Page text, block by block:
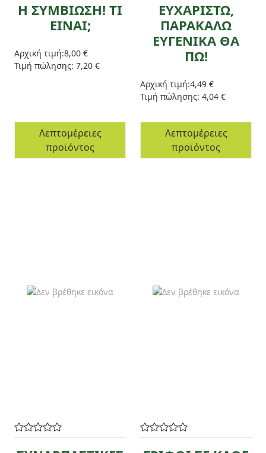
Η ΣΥΜΒΙΩΣΗ! ΤΙ
ΕΙΝΑΙ;
Αρχική τιμή:8,00 €
Τιμή πώλησης: 7,20 €
Λεπτομέρειες
προϊόντος
ΕΥΧΑΡΙΣΤΩ,
ΠΑΡΑΚΑΛΩ
ΕΥΓΕΝΙΚΑ ΘΑ
ΠΩ!
Αρχική τιμή:4,49 €
Τιμή πώλησης: 4,04 €
Λεπτομέρειες
προϊόντος